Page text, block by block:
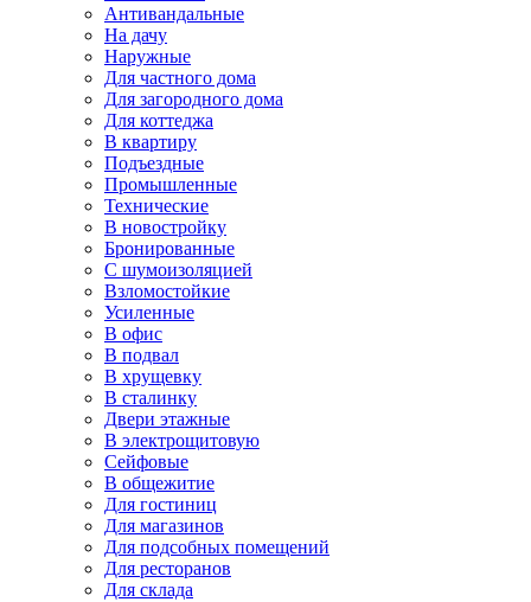
Антивандальные
На дачу
Наружные
Для частного дома
Для загородного дома
Для коттеджа
В квартиру
Подъездные
Промышленные
Технические
В новостройку
Бронированные
С шумоизоляцией
Взломостойкие
Усиленные
В офис
В подвал
В хрущевку
В сталинку
Двери этажные
В электрощитовую
Сейфовые
В общежитие
Для гостиниц
Для магазинов
Для подсобных помещений
Для ресторанов
Для склада